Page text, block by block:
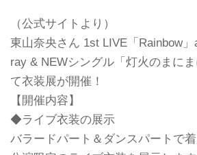
（公式サイトより）
東山奈央さん 1st LIVE「Rainbow
ray & NEWシングル「灯火のまに
て衣装展が開催！
【開催内容】
◆ライブ衣装の展示
バラードパート＆ダンスパートで